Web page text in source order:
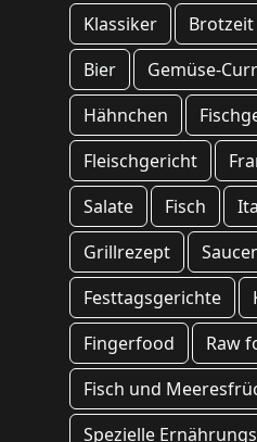
Klassiker
Brotzeit
Bier
Gemüse-
Hähnchen
Fleischgericht
Salate
Fisch
Grillrezept
Festtagsgerichte
Fingerfood
Raw
Fisch und
Spezielle